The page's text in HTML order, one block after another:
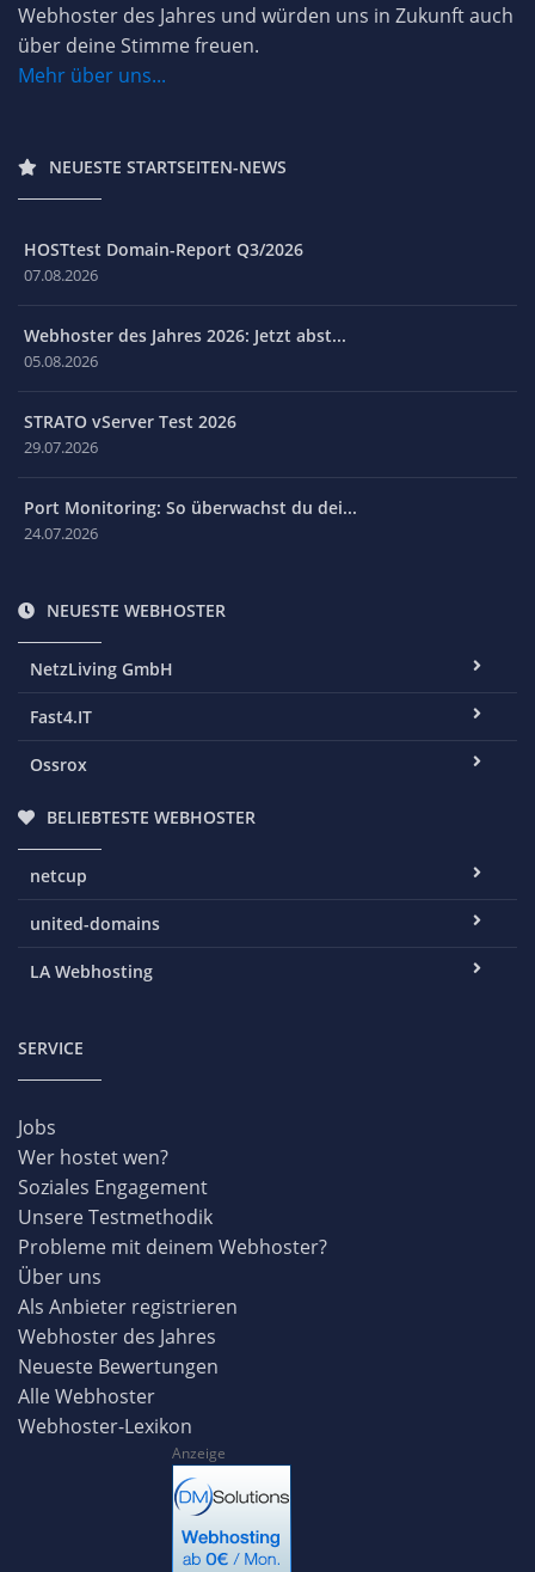
Webhoster des Jahres und würden uns in Zukunft auch
über deine Stimme freuen.
Mehr über uns...
NEUESTE STARTSEITEN-NEWS
HOSTtest Domain-Report Q3/2026
07.08.2026
Webhoster des Jahres 2026: Jetzt abst...
05.08.2026
STRATO vServer Test 2026
29.07.2026
Port Monitoring: So überwachst du dei...
24.07.2026
NEUESTE WEBHOSTER
NetzLiving GmbH
Fast4.IT
Ossrox
BELIEBTESTE WEBHOSTER
netcup
united-domains
LA Webhosting
SERVICE
Jobs
Wer hostet wen?
Soziales Engagement
Unsere Testmethodik
Probleme mit deinem Webhoster?
Über uns
Als Anbieter registrieren
Webhoster des Jahres
Neueste Bewertungen
Alle Webhoster
Webhoster-Lexikon
Anzeige